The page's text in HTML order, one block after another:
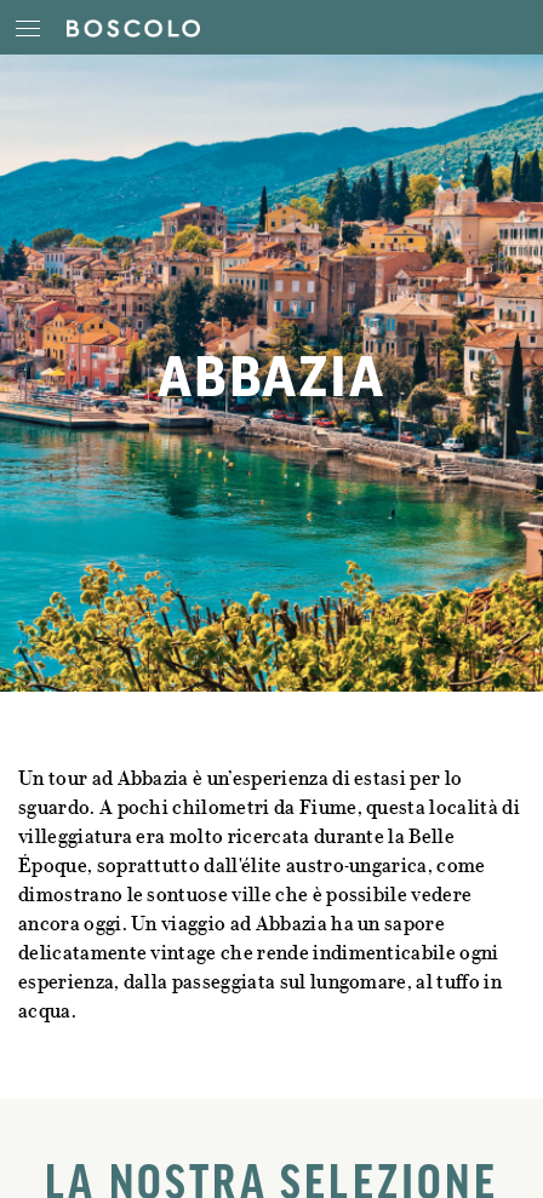
ABBAZIA
Un tour ad Abbazia è un’esperienza di estasi per lo
sguardo. A pochi chilometri da Fiume, questa località di
villeggiatura era molto ricercata durante la Belle
Époque, soprattutto dall'élite austro-ungarica, come
dimostrano le sontuose ville che è possibile vedere
ancora oggi. Un viaggio ad Abbazia ha un sapore
delicatamente vintage che rende indimenticabile ogni
esperienza, dalla passeggiata sul lungomare, al tuffo in
acqua.
LA NOSTRA SELEZIONE